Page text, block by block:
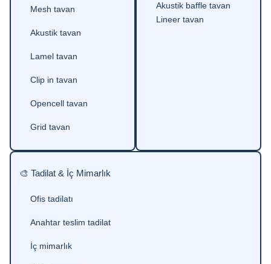
Mesh tavan
Akustik tavan
Lamel tavan
Clip in tavan
Opencell tavan
Grid tavan
Akustik baffle tavan
Lineer tavan
🎨 Tadilat & İç Mimarlık
Ofis tadilatı
Anahtar teslim tadilat
İç mimarlık